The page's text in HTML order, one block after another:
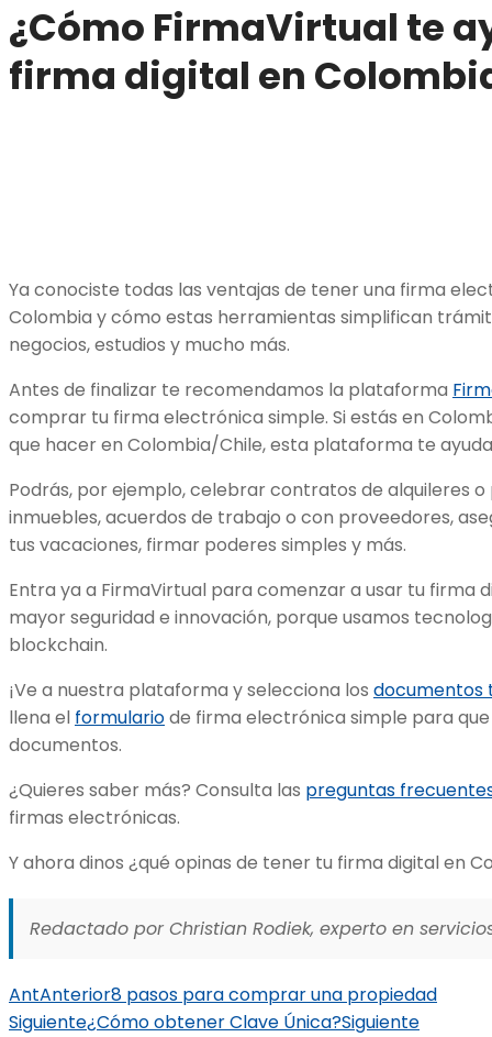
¿Cómo FirmaVirtual te
firma digital en
Ya conociste todas las ventajas de tener una firma
Colombia y cómo estas herramientas simplifican
negocios, estudios y mucho más.
Antes de finalizar te recomendamos la plataforma
comprar tu firma electrónica simple. Si estás en
que hacer en Colombia/Chile, esta plataforma te
Podrás, por ejemplo, celebrar contratos de alquileres
inmuebles, acuerdos de trabajo o con proveedores,
tus vacaciones, firmar poderes simples y más.
Entra ya a FirmaVirtual para comenzar a usar tu firma
mayor seguridad e innovación, porque usamos
blockchain.
¡Ve a nuestra plataforma y selecciona los documentos
llena el formulariode firma electrónica simple para
documentos.
¿Quieres saber más? Consulta las preguntas
firmas electrónicas.
Y ahora dinos ¿qué opinas de tener tu firma digital en
Redactado por Christian Rodiek, experto en
AntAnterior8 pasos para comprar una propiedad
Siguiente¿Cómo obtener Clave Única?Siguiente